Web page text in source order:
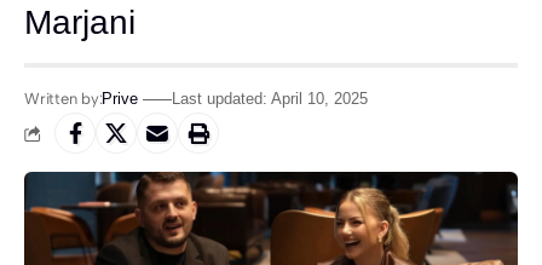
Marjani
Written by:Prive Last updated: April 10, 2025